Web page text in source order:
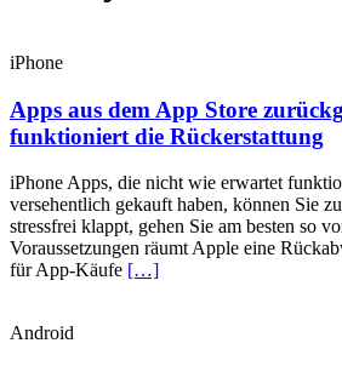
iPhone
Apps aus dem App Store
funktioniert die Rückerstattung
iPhone Apps, die nicht wie erwartet
versehentlich gekauft haben, können Sie
stressfrei klappt, gehen Sie am besten so
Voraussetzungen räumt Apple eine
für App-Käufe […]
Android